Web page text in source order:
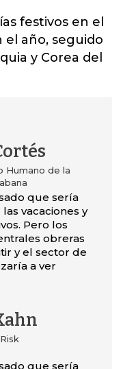
festivos en el
el año, seguido
y Corea del
Humano de la
que sería
vacaciones y
Pero los
obreras
y el sector de
a ver
que sería